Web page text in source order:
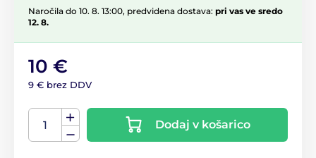
Naročila do 10. 8. 13:00, predvidena dostava: pri vas ve sredo
12. 8.
10 €
9 € brez DDV
Dodaj v košarico